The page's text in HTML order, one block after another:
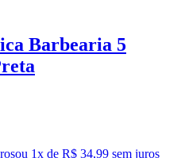
Barbearia 5
ou 1x de R$ 34,99 sem juros